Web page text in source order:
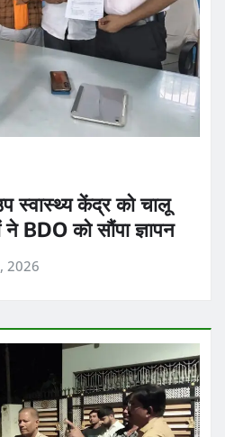
स्वास्थ्य केंद्र को चालू
ने BDO को सौंपा ज्ञापन
2026